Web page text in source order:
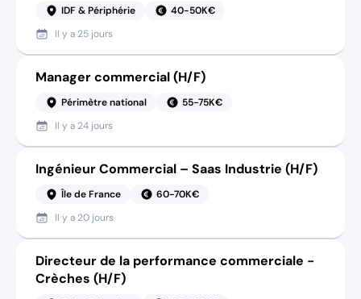
IDF & Périphérie
40-50K€
Il y a 25 jours
Manager commercial (H/F)
Périmètre national
55-75K€
Il y a 24 jours
Ingénieur Commercial – Saas Industrie (H/F)
Île de France
60-70K€
Il y a 20 jours
Directeur de la performance commerciale -
Crèches (H/F)